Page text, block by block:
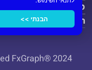
סרטונים ולימודים
חדשות ומידע
FxGraph® 2024
הבנתי >>